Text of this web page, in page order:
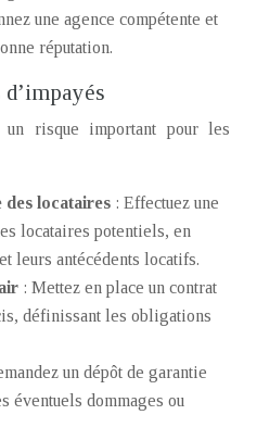
une agence compétente et
réputation.
risque important pour les
locataires : Effectuez une
locataires potentiels, en
leurs antécédents locatifs.
: Mettez en place un contrat
définissant les obligations
un dépôt de garantie
éventuels dommages ou